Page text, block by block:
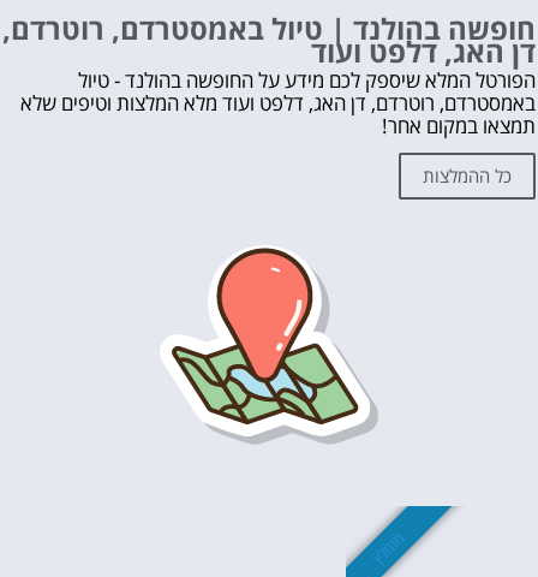
למי הכרטיס מתאים/ למי אולי פחות - מגבלות ונגישות🚫
♿ נגישות
איך מגיעים? תחבורה ציבורית, הליכה וחניה 🚇
ספארי פארק ביקס ברגן בברבנט (Safaripark Beekse Bergen)
מוזיאון מאדאם טוסו אמסטרדם
מפעל הייניקן באמסטרדם – כרטיסים / סיורים
המיקום המדויק – איפה מתחילים, היכן מסיימים 🗺️📍
📍 מיקום שייט התעלות
נקודת המפגש טרם היציאה לסיור המשולב📍
כרטיס משולב: סיור במבשלת הבירה הייניקן + שייט בתעלות של אמסטרדם
חופשה בהולנד | טיול באמסטרדם, רוטרדם, דן האג, דלפט ועוד
לקבלת ייעוץ בתכנון החופשה בהולנד ללא עלות השאירו פרטים👇
אהבת? נא לשתף!
חופשה בהולנד | טיול באמסטרדם, רוטרדם,
דן האג, דלפט ועוד
הפורטל המלא שיספק לכם מידע על החופשה בהולנד - טיול
באמסטרדם, רוטרדם, דן האג, דלפט ועוד מלא המלצות וטיפים שלא
תמצאו במקום אחר!
כל ההמלצות
מומלץ